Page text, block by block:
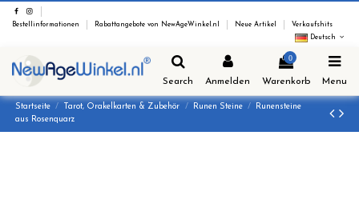
Bestellinformationen Rabattangebote von NewAgeWinkel.nl Neue Artikel
Verkaufshits
Deutsch
Search Anmelden
0
Warenkorb Menu
Startseite Tarot, Orakelkarten & Zubehör Runen Steine
Runensteine
aus Rosenquarz